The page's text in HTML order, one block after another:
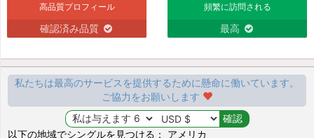
高品質プロフィール
確認済み品質
頻繁に訪問される
最高
私たちは最高のサービスを提供するために懸命に働いています。
ご協力をお願いします
以下の地域でシングルを見つける： アメリカ